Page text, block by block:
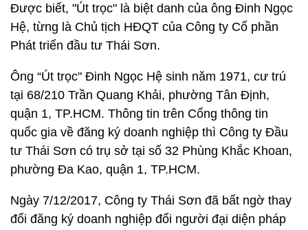
Được biết, "Út trọc" là biệt danh của ông Đinh Ngọc
Hệ, từng là Chủ tịch HĐQT của Công ty Cổ phần
Phát triển đầu tư Thái Sơn.
Ông “Út trọc" Đinh Ngọc Hệ sinh năm 1971, cư trú
tại 68/210 Trần Quang Khải, phường Tân Định,
quận 1, TP.HCM. Thông tin trên Cổng thông tin
quốc gia về đăng ký doanh nghiệp thì Công ty Đầu
tư Thái Sơn có trụ sở tại số 32 Phùng Khắc Khoan,
phường Đa Kao, quận 1, TP.HCM.
Ngày 7/12/2017, Công ty Thái Sơn đã bất ngờ thay
đổi đăng ký doanh nghiệp đổi người đại diện pháp